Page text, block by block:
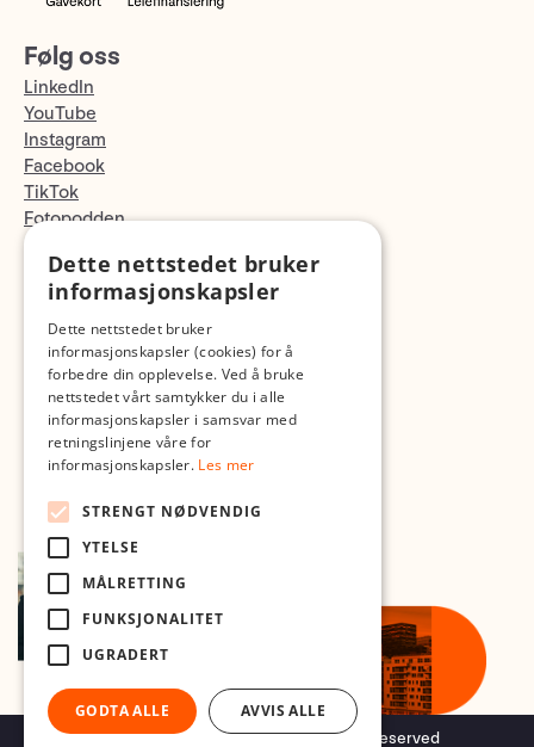
Følg oss
LinkedIn
YouTube
Instagram
Facebook
TikTok
Fotopodden
Med forbehold om skrive- og lagerfeil
Copyright © 2026 Foto.no - All rights reserved
Dette nettstedet bruker
informasjonskapsler
Dette nettstedet bruker
informasjonskapsler (cookies) for å
forbedre din opplevelse. Ved å bruke
nettstedet vårt samtykker du i alle
informasjonskapsler i samsvar med
retningslinjene våre for
informasjonskapsler. Les mer
STRENGT NØDVENDIG
YTELSE
MÅLRETTING
FUNKSJONALITET
UGRADERT
GODTA ALLE AVVIS ALLE